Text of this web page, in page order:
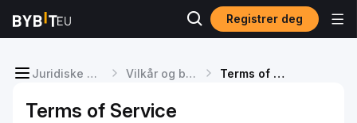
Registrer deg
Juridiske begreper Vilkår og betingelser Terms of Service
Terms of Service